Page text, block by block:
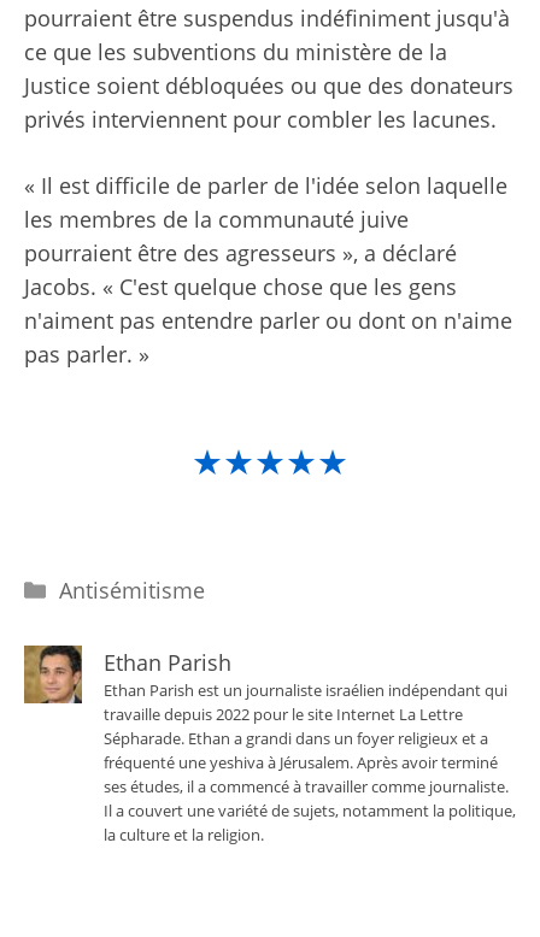
pourraient être suspendus indéfiniment jusqu'à
ce que les subventions du ministère de la
Justice soient débloquées ou que des donateurs
privés interviennent pour combler les lacunes.
« Il est difficile de parler de l'idée selon laquelle
les membres de la communauté juive
pourraient être des agresseurs », a déclaré
Jacobs. « C'est quelque chose que les gens
n'aiment pas entendre parler ou dont on n'aime
pas parler. »
★★★★★
Catégories
Antisémitisme
Ethan Parish
Ethan Parish est un journaliste israélien indépendant qui
travaille depuis 2022 pour le site Internet La Lettre
Sépharade. Ethan a grandi dans un foyer religieux et a
fréquenté une yeshiva à Jérusalem. Après avoir terminé
ses études, il a commencé à travailler comme journaliste.
Il a couvert une variété de sujets, notamment la politique,
la culture et la religion.